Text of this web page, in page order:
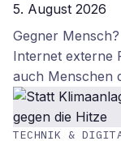
5. August 2026
Gegner
Internet externe
auch Menschen
TECHNIK &